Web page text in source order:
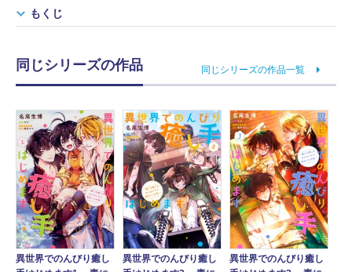
もくじ
同じシリーズの作品 同じシリーズの作品一覧
異世界でのんびり癒し
異世界でのんびり癒し
異世界でのんびり癒し